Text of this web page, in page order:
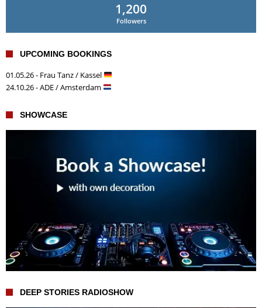
1,200
Followers
UPCOMING BOOKINGS
01.05.26 - Frau Tanz / Kassel
24.10.26 - ADE / Amsterdam
SHOWCASE
DEEP STORIES RADIOSHOW